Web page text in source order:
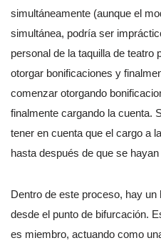
simultáneamente (aunque el
simultánea, podría ser
personal de la taquilla de teatro
otorgar bonificaciones y
comenzar otorgando
finalmente cargando la cuenta.
tener en cuenta que el cargo a
hasta después de que se
Dentro de este proceso, hay
desde el punto de bifurcación.
es miembro, actuando como